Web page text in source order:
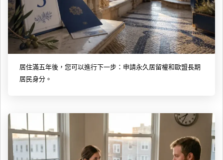
居住滿五年後，您可以進行下一步：申請永久居留權和歐盟長期
居民身分。